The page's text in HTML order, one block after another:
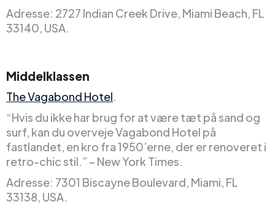
Adresse: 2727 Indian Creek Drive, Miami Beach, FL
33140, USA.
Middelklassen
The Vagabond Hotel.
“Hvis du ikke har brug for at være tæt på sand og
surf, kan du overveje Vagabond Hotel på
fastlandet, en kro fra 1950’erne, der er renoveret i
retro-chic stil.” – New York Times.
Adresse: 7301 Biscayne Boulevard, Miami, FL
33138, USA.